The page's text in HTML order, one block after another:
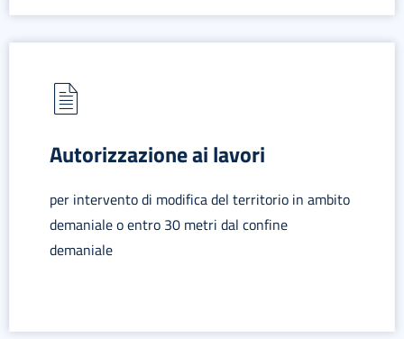
Autorizzazione ai lavori
per intervento di modifica del territorio in ambito
demaniale o entro 30 metri dal confine
demaniale